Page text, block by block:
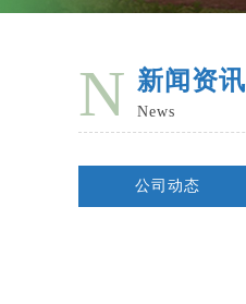
N 新闻资讯
News
公司动态